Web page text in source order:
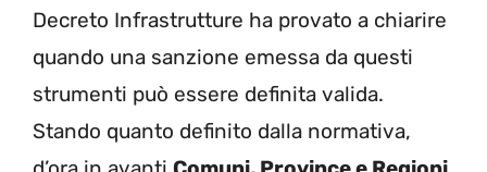
Decreto Infrastrutture ha provato a chiarire
quando una sanzione emessa da questi
strumenti può essere definita valida.
Stando quanto definito dalla normativa,